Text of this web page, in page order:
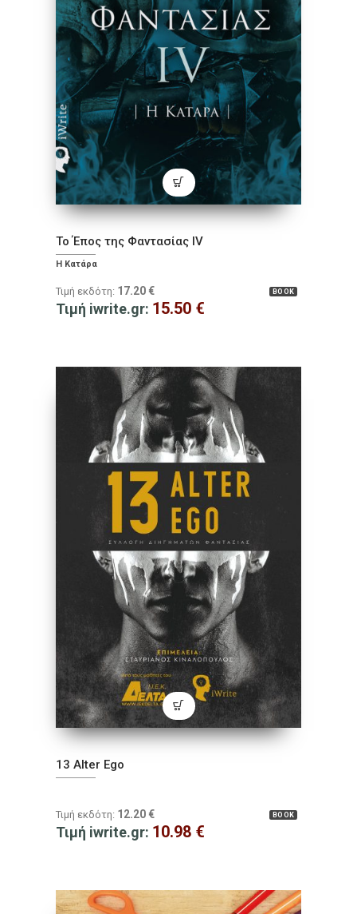
Το Έπος της Φαντασίας IV
Η Κατάρα
BOOK
Τιμή εκδότη: 17.20 €
Τιμή iwrite.gr: 15.50 €
13 Alter Ego
BOOK
Τιμή εκδότη: 12.20 €
Τιμή iwrite.gr: 10.98 €